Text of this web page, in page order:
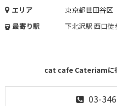
エリア
東京都世田谷区
最寄り駅
下北沢駅 西口徒
cat cafe Cateriamに
03-